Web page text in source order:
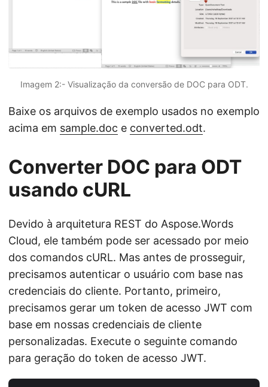
Imagem 2:- Visualização da conversão de DOC para ODT.
Baixe os arquivos de exemplo usados no exemplo
acima em sample.doc e converted.odt.
Converter DOC para ODT
usando cURL
Devido à arquitetura REST do Aspose.Words
Cloud, ele também pode ser acessado por meio
dos comandos cURL. Mas antes de prosseguir,
precisamos autenticar o usuário com base nas
credenciais do cliente. Portanto, primeiro,
precisamos gerar um token de acesso JWT com
base em nossas credenciais de cliente
personalizadas. Execute o seguinte comando
para geração do token de acesso JWT.